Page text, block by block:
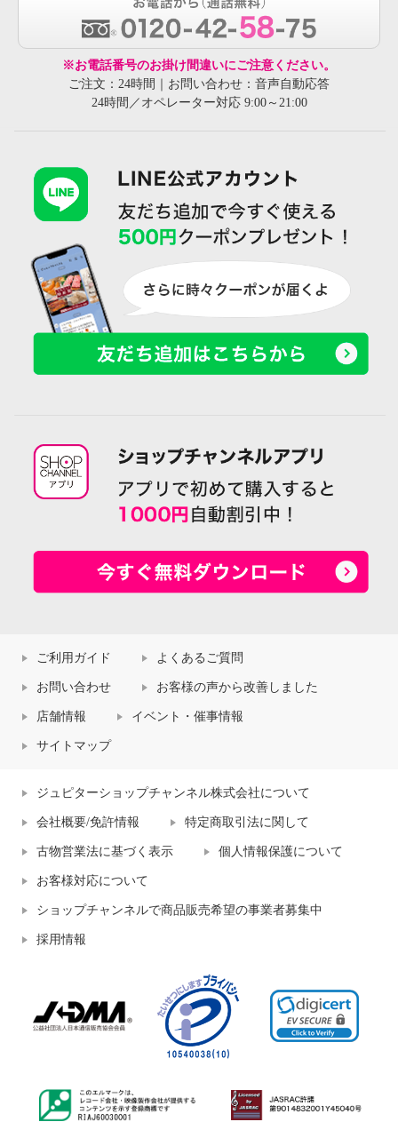
※お電話番号のお掛け間違いにご注意ください。
ご注文：24時間｜お問い合わせ：音声自動応答
24時間／オペレーター対応 9:00～21:00
ご利用ガイド よくあるご質問
お問い合わせ お客様の声から改善しました
店舗情報 イベント・催事情報
サイトマップ
ジュピターショップチャンネル株式会社について
会社概要/免許情報 特定商取引法に関して
古物営業法に基づく表示 個人情報保護について
お客様対応について
ショップチャンネルで商品販売希望の事業者募集中
採用情報